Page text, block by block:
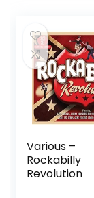
Various –
Rockabilly
Revolution